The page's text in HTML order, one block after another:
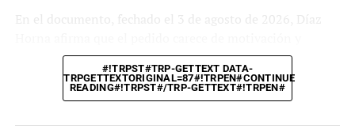
votar en el Pleno de este jueves 6 de marzo de 2025.
Publicaciones relacionadas
En el documento, fechado el 3 de agosto de 2026, Díaz
sustento legal, por lo que rechaza presentar su renuncia.
Argumenta que la Presidencia del Consejo Directivo del
OEFA constituye un cargo de designación o remoción
#!TRPST#TRP-GETTEXT DATA-
TRPGETTEXTORIGINAL=87#!TRPEN#CONTINUE
READING#!TRPST#/TRP-GETTEXT#!TRPEN#